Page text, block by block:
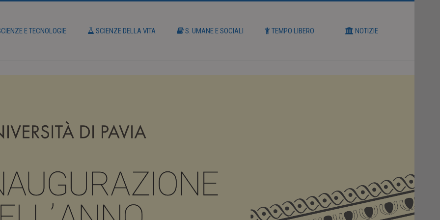
E TECNOLOGIE SCIENZE DELLA VITA S. UMANE E SOCIALI TEMPO LIBERO NOTIZIE